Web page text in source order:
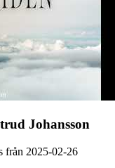
Johansson
från 2025-02-26